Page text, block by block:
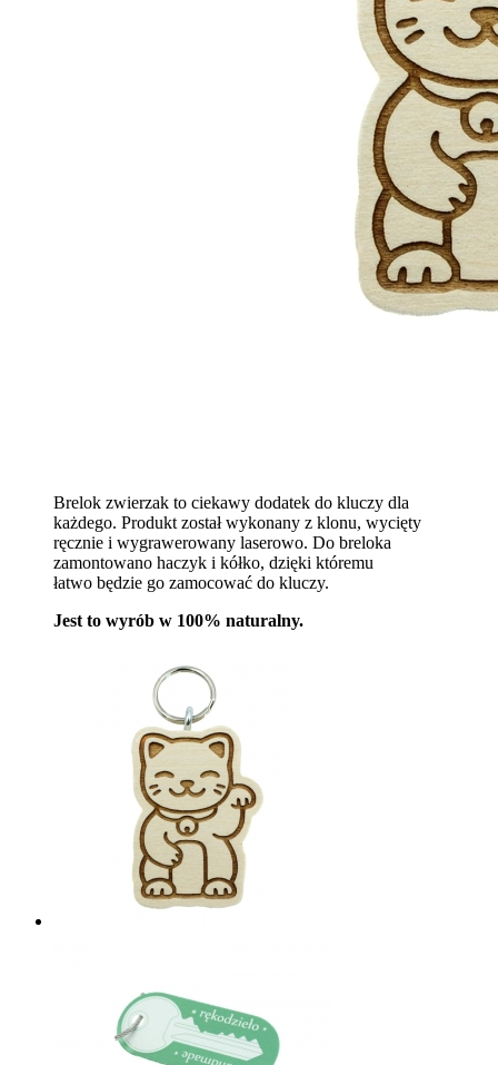
Brelok zwierzak to ciekawy dodatek do kluczy dla
każdego. Produkt został wykonany z klonu, wycięty
ręcznie i wygrawerowany laserowo. Do breloka
zamontowano haczyk i kółko, dzięki któremu
łatwo będzie go zamocować do kluczy.
Jest to wyrób w 100% naturalny.